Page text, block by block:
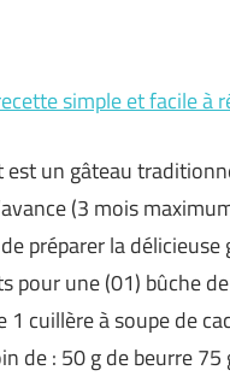
simple et facile à
est un gâteau
(3 mois
préparer la
pour une (01) bûche
cuillère à soupe de
de : 50 g de beurre